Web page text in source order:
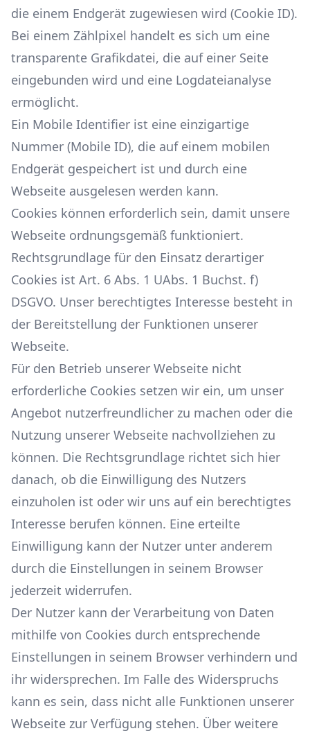
die einem Endgerät zugewiesen wird (Cookie ID).
Bei einem Zählpixel handelt es sich um eine
transparente Grafikdatei, die auf einer Seite
eingebunden wird und eine Logdateianalyse
ermöglicht.
Ein Mobile Identifier ist eine einzigartige
Nummer (Mobile ID), die auf einem mobilen
Endgerät gespeichert ist und durch eine
Webseite ausgelesen werden kann.
Cookies können erforderlich sein, damit unsere
Webseite ordnungsgemäß funktioniert.
Rechtsgrundlage für den Einsatz derartiger
Cookies ist Art. 6 Abs. 1 UAbs. 1 Buchst. f)
DSGVO. Unser berechtigtes Interesse besteht in
der Bereitstellung der Funktionen unserer
Webseite.
Für den Betrieb unserer Webseite nicht
erforderliche Cookies setzen wir ein, um unser
Angebot nutzerfreundlicher zu machen oder die
Nutzung unserer Webseite nachvollziehen zu
können. Die Rechtsgrundlage richtet sich hier
danach, ob die Einwilligung des Nutzers
einzuholen ist oder wir uns auf ein berechtigtes
Interesse berufen können. Eine erteilte
Einwilligung kann der Nutzer unter anderem
durch die Einstellungen in seinem Browser
jederzeit widerrufen.
Der Nutzer kann der Verarbeitung von Daten
mithilfe von Cookies durch entsprechende
Einstellungen in seinem Browser verhindern und
ihr widersprechen. Im Falle des Widerspruchs
kann es sein, dass nicht alle Funktionen unserer
Webseite zur Verfügung stehen. Über weitere